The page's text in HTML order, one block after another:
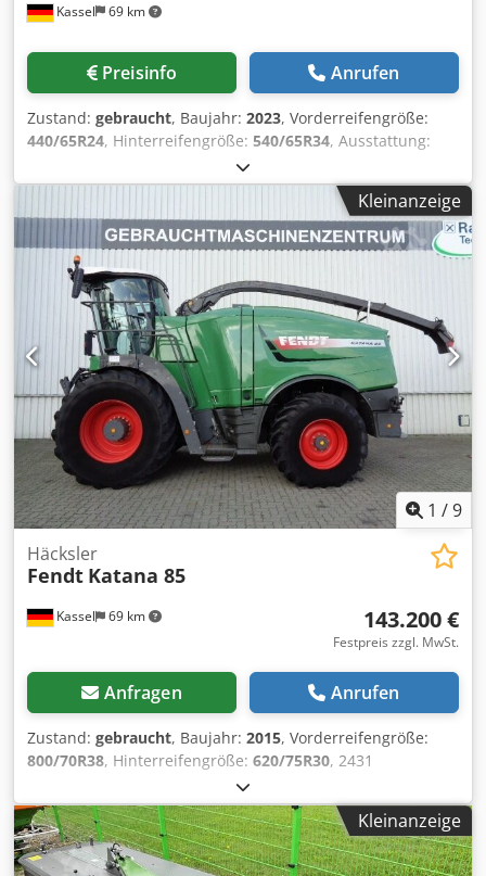
Kassel 69 km
Preisinfo Anrufen
Zustand: gebraucht, Baujahr: 2023, Vorderreifengröße:
440/65R24, Hinterreifengröße: 540/65R34, Ausstattung:
Kleinanzeige
1 /9
Kassel 69 km
Häcksler
Fendt Katana 85
143.200 €
Festpreis zzgl. MwSt.
Anfragen Anrufen
Zustand: gebraucht, Baujahr: 2015, Vorderreifengröße:
800/70R38, Hinterreifengröße: 620/75R30, 2431
Häckselstunden 850 PS 40 km/h / Djdpfx Aner T Aq Ijweck
Kleinanzeige